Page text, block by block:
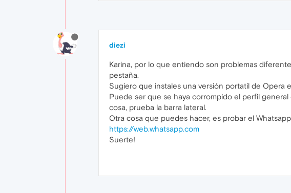
diezi
Karina, por lo que entiendo son problemas
pestaña.
Sugiero que instales una versión portatil de Opera
Puede ser que se haya corrompido el perfil
cosa, prueba la barra lateral.
Otra cosa que puedes hacer, es probar el
https://web.whatsapp.com
Suerte!